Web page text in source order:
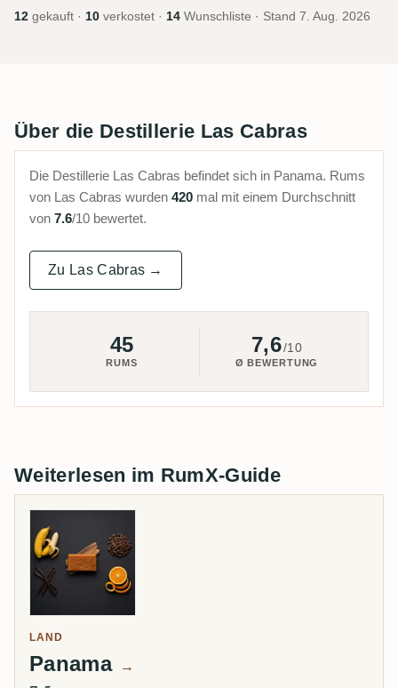
12 gekauft · 10 verkostet · 14 Wunschliste · Stand 7. Aug. 2026
Über die Destillerie Las Cabras
Die Destillerie Las Cabras befindet sich in Panama. Rums
von Las Cabras wurden 420 mal mit einem Durchschnitt
von 7.6/10 bewertet.
Zu Las Cabras →
45
RUMS
7,6/10
Ø BEWERTUNG
Weiterlesen im RumX-Guide
LAND
Panama →